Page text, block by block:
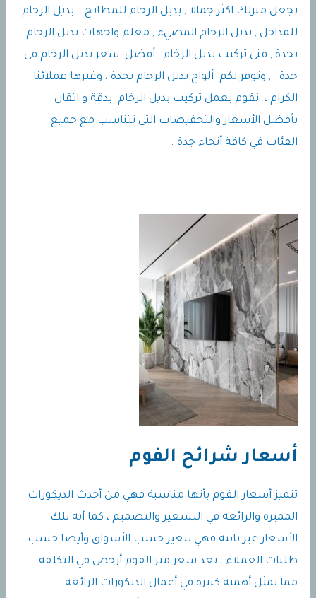
تجعل منزلك اكثر جمالا , بديل الرخام للمطابخ , بديل الرخام
للمداخل , بديل الرخام المضيء , معلم واجهات بديل الرخام
بجدة , فني تركيب بديل الرخام , أفضل سعر بديل الرخام في
جدة , ونوفر لكم ألواح بديل الرخام بجدة ، وغيرها عملائنا
الكرام ، نقوم بعمل تركيب بديل الرخام بدقة و اتقان
بأفضل الأسعار والتخفيضات التي تتناسب مع جميع
الفئات في كافة أنحاء جدة .
أسعار شرائح الفوم
تتميز أسعار الفوم بأنها مناسبة فهي من أحدث الديكورات
المميزة والرائعة في التسعير والتصميم ، كما أنه تلك
الأسعار غير ثابتة فهي تتغير حسب الأسواق وأيضا حسب
طلبات العملاء ، يعد سعر متر الفوم أرخص في التكلفة
مما يمثل أهمية كبيرة في أعمال الديكورات الرائعة